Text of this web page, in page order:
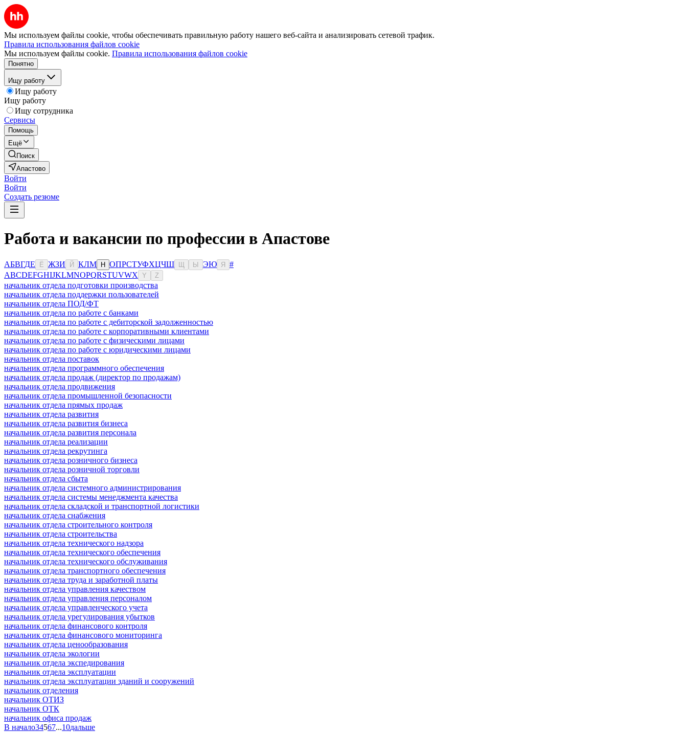
Мы используем файлы cookie, чтобы обеспечивать правильную работу нашего веб-сайта и анализировать сетевой трафик.
Правила использования файлов cookie
Мы используем файлы cookie. Правила использования файлов cookie
Понятно
Ищу работу
Ищу работу
Ищу работу
Ищу сотрудника
Сервисы
Помощь
Ещё
Поиск
Апастово
Войти
Войти
Создать резюме
Работа и вакансии по профессии в Апастове
АБВГДЕ Ё ЖЗИ Й КЛМ Н ОПРСТУФХЦЧШ Ы ЭЮ Я
#
ABCDEFGHIJKLMNOPQRSTUVWX Y Z
начальник отдела подготовки производства
начальник отдела поддержки пользователей
начальник отдела ПОД/ФТ
начальник отдела по работе с банками
начальник отдела по работе с дебиторской задолженностью
начальник отдела по работе с корпоративными клиентами
начальник отдела по работе с физическими лицами
начальник отдела по работе с юридическими лицами
начальник отдела поставок
начальник отдела программного обеспечения
начальник отдела продаж (директор по продажам)
начальник отдела продвижения
начальник отдела промышленной безопасности
начальник отдела прямых продаж
начальник отдела развития
начальник отдела развития бизнеса
начальник отдела развития персонала
начальник отдела реализации
начальник отдела рекрутинга
начальник отдела розничного бизнеса
начальник отдела розничной торговли
начальник отдела сбыта
начальник отдела системного администрирования
начальник отдела системы менеджмента качества
начальник отдела складской и транспортной логистики
начальник отдела снабжения
начальник отдела строительного контроля
начальник отдела строительства
начальник отдела технического надзора
начальник отдела технического обеспечения
начальник отдела технического обслуживания
начальник отдела транспортного обеспечения
начальник отдела труда и заработной платы
начальник отдела управления качеством
начальник отдела управления персоналом
начальник отдела управленческого учета
начальник отдела урегулирования убытков
начальник отдела финансового контроля
начальник отдела финансового мониторинга
начальник отдела ценообразования
начальник отдела экологии
начальник отдела экспедирования
начальник отдела эксплуатации
начальник отдела эксплуатации зданий и сооружений
начальник отделения
начальник ОТИЗ
начальник ОТК
начальник офиса продаж
В начало34567...10дальше